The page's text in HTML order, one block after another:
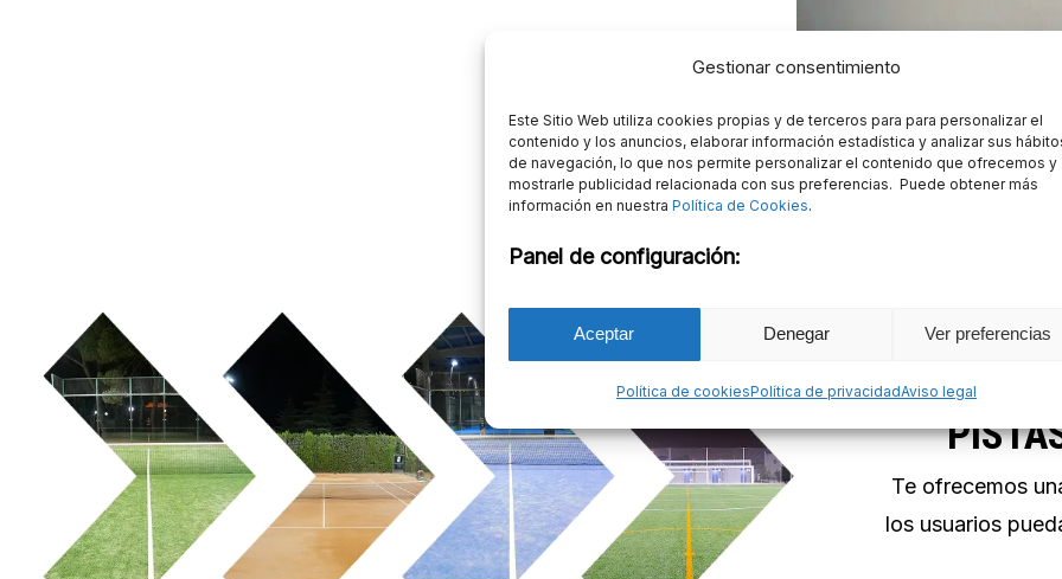
Gestionar consentimiento
Este Sitio Web utiliza cookies propias y de terceros para para personalizar el
contenido y los anuncios, elaborar información estadística y analizar sus
de navegación, lo que nos permite personalizar el contenido que ofrecemos y
mostrarle publicidad relacionada con sus preferencias. Puede obtener más
información en nuestra Política de Cookies.
Panel de configuración:
Aceptar Denegar Ver preferencias
Política de cookiesPolítica de privacidadAviso legal
Te ofrecemos
los usuarios